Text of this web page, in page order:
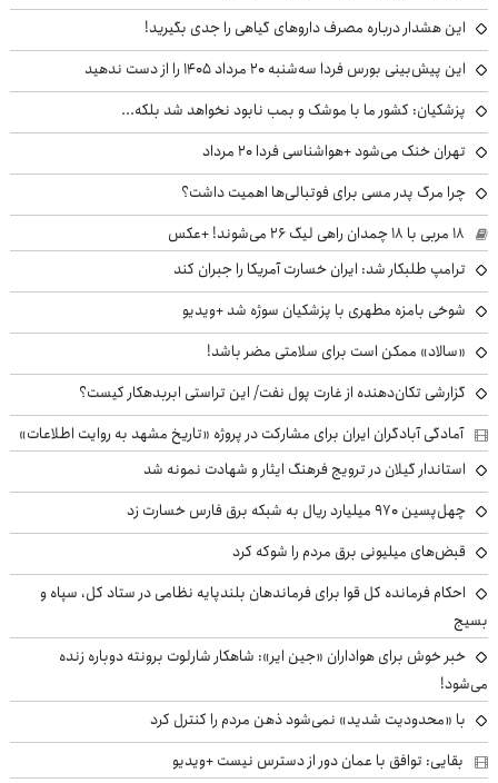
این هشدار درباره مصرف داروهای گیاهی را جدی بگیرید!
این پیش‌بینی بورس فردا سه‌شنبه ۲۰ مرداد ۱۴۰۵ را از دست ندهید
پزشکیان: کشور ما با موشک و بمب نابود نخواهد شد بلکه...
تهران خنک می‌شود +هواشناسی فردا ۲۰ مرداد
چرا مرگ پدر مسی برای فوتبالی‌ها اهمیت داشت؟
۱۸ مربی با ۱۸ چمدان راهی لیگ ۲۶ می‌شوند! +عکس
ترامپ طلبکار شد: ایران خسارت آمریکا را جبران کند
شوخی بامزه مطهری با پزشکیان سوژه شد +ویدیو
«سالاد» ممکن است برای سلامتی مضر باشد!
گزارشی تکان‌دهنده از غارت پول نفت/ این تراستی ابربدهکار کیست؟
آمادگی آبادگران ایران برای مشارکت در پروژه «تاریخ مشهد به روایت اطلاعات»
استاندار گیلان در ترویج فرهنگ ایثار و شهادت نمونه شد
چهل‌پسین ۹۷۰ میلیارد ریال به شبکه برق فارس خسارت زد
قبض‌های میلیونی برق مردم را شوکه کرد
احکام فرمانده کل قوا برای فرماندهان بلندپایه نظامی در ستاد کل، سپاه و
بسیج
خبر خوش برای هواداران «جین ایر»: شاهکار شارلوت برونته دوباره زنده
می‌شود!
با «محدودیت شدید» نمی‌شود ذهن مردم را کنترل کرد
بقایی: توافق با عمان دور از دسترس نیست +ویدیو